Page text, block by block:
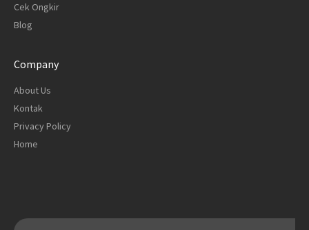
Cek Ongkir
Blog
Company
About Us
Kontak
Privacy Policy
Home